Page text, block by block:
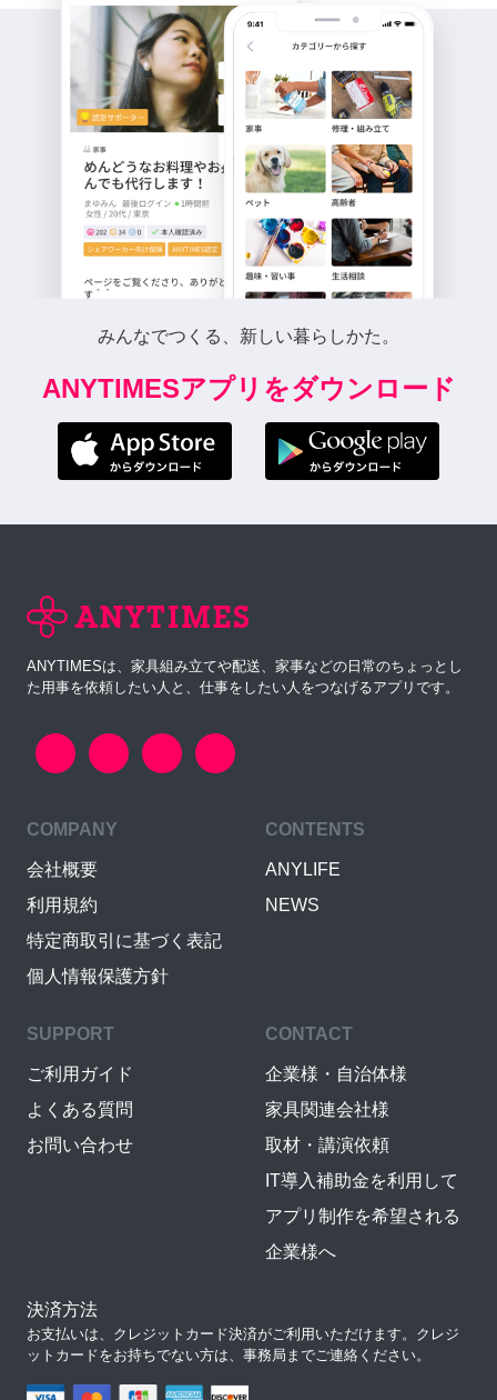
みんなでつくる、新しい暮らしかた。
ANYTIMESアプリをダウンロード
ANYTIMESは、家具組み立てや配送、家事などの日常のちょっとし
た用事を依頼したい人と、仕事をしたい人をつなげるアプリです。
COMPANY
会社概要
利用規約
特定商取引に基づく表記
個人情報保護方針
CONTENTS
ANYLIFE
NEWS
SUPPORT
ご利用ガイド
よくある質問
お問い合わせ
CONTACT
企業様・自治体様
家具関連会社様
取材・講演依頼
IT導入補助金を利用して
アプリ制作を希望される
企業様へ
決済方法
お支払いは、クレジットカード決済がご利用いただけます。クレジ
ットカードをお持ちでない方は、事務局までご連絡ください。